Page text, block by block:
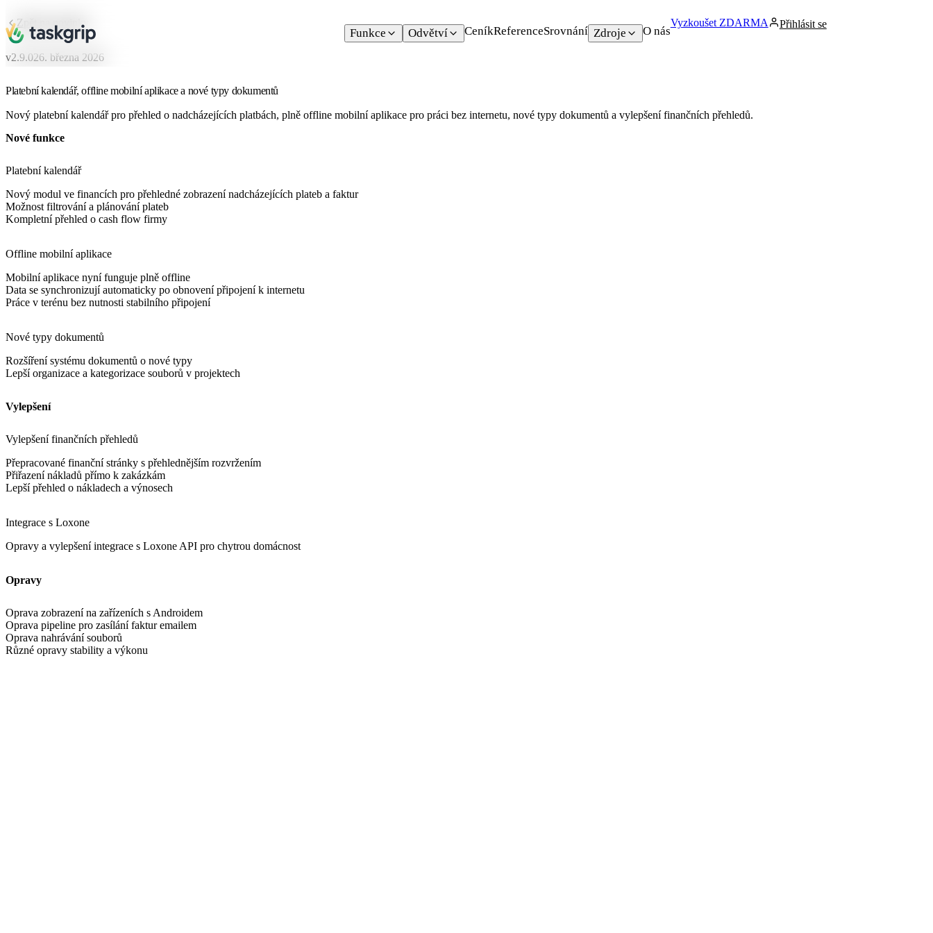
Funkce Odvětví CeníkReferenceSrovnání Zdroje O nás
Vyzkoušet ZDARMA Přihlásit se
Zpět na novinky
v2.9.026. března 2026
Platební kalendář, offline mobilní aplikace a nové typy dokumentů
Nový platební kalendář pro přehled o nadcházejících platbách, plně offline mobilní aplikace pro práci bez internetu, nové typy dokumentů a vylepšení finančních přehledů.
Nové funkce
Platební kalendář
Nový modul ve financích pro přehledné zobrazení nadcházejících plateb a faktur
Možnost filtrování a plánování plateb
Kompletní přehled o cash flow firmy
Offline mobilní aplikace
Mobilní aplikace nyní funguje plně offline
Data se synchronizují automaticky po obnovení připojení k internetu
Práce v terénu bez nutnosti stabilního připojení
Nové typy dokumentů
Rozšíření systému dokumentů o nové typy
Lepší organizace a kategorizace souborů v projektech
Vylepšení
Vylepšení finančních přehledů
Přepracované finanční stránky s přehlednějším rozvržením
Přiřazení nákladů přímo k zakázkám
Lepší přehled o nákladech a výnosech
Integrace s Loxone
Opravy a vylepšení integrace s Loxone API pro chytrou domácnost
Opravy
Oprava zobrazení na zařízeních s Androidem
Oprava pipeline pro zasílání faktur emailem
Oprava nahrávání souborů
Různé opravy stability a výkonu